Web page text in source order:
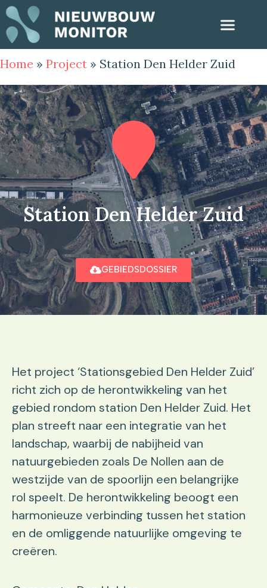
Home » Project » Station Den Helder Zuid
Station Den Helder Zuid
GEBIEDSDOSSIER
Het project ‘Stationsgebied Den Helder Zuid’
richt zich op de herontwikkeling van het
gebied rondom station Den Helder Zuid. Het
plan streeft naar een integratie van het
landschap, waarbij de nabijheid van
natuurgebieden zoals De Nollen aan de
westzijde van de spoorlijn een belangrijke
rol speelt. De herontwikkeling beoogt een
harmonieuze verbinding tussen het station
en de omliggende natuurlijke omgeving te
creëren.